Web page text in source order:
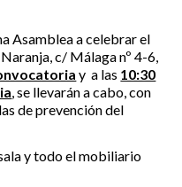
Asamblea a celebrar el
c/ Málaga nº 4-6,
y a las 10:30
, se llevarán a cabo, con
de prevención del
y todo el mobiliario